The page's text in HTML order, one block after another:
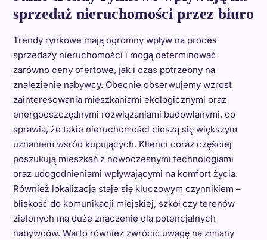
sprzedaż nieruchomości przez biuro
Trendy rynkowe mają ogromny wpływ na proces
sprzedaży nieruchomości i mogą determinować
zarówno ceny ofertowe, jak i czas potrzebny na
znalezienie nabywcy. Obecnie obserwujemy wzrost
zainteresowania mieszkaniami ekologicznymi oraz
energooszczędnymi rozwiązaniami budowlanymi, co
sprawia, że takie nieruchomości cieszą się większym
uznaniem wśród kupujących. Klienci coraz częściej
poszukują mieszkań z nowoczesnymi technologiami
oraz udogodnieniami wpływającymi na komfort życia.
Również lokalizacja staje się kluczowym czynnikiem –
bliskość do komunikacji miejskiej, szkół czy terenów
zielonych ma duże znaczenie dla potencjalnych
nabywców. Warto również zwrócić uwagę na zmiany